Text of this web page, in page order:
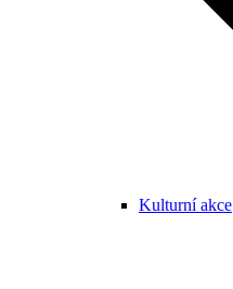
Kulturní akce